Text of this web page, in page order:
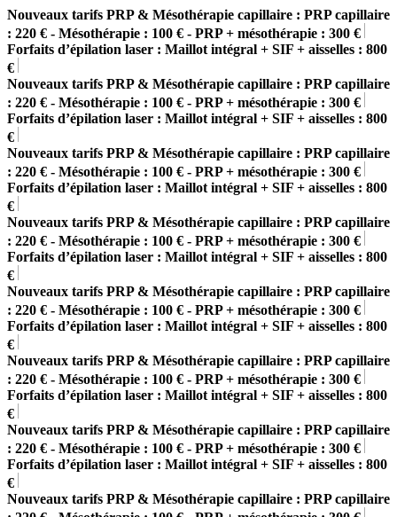
Nouveaux tarifs PRP & Mésothérapie capillaire : PRP capillaire
: 220 € - Mésothérapie : 100 € - PRP + mésothérapie : 300 €
Forfaits d’épilation laser : Maillot intégral + SIF + aisselles : 800
€
Nouveaux tarifs PRP & Mésothérapie capillaire : PRP capillaire
: 220 € - Mésothérapie : 100 € - PRP + mésothérapie : 300 €
Forfaits d’épilation laser : Maillot intégral + SIF + aisselles : 800
€
Nouveaux tarifs PRP & Mésothérapie capillaire : PRP capillaire
: 220 € - Mésothérapie : 100 € - PRP + mésothérapie : 300 €
Forfaits d’épilation laser : Maillot intégral + SIF + aisselles : 800
€
Nouveaux tarifs PRP & Mésothérapie capillaire : PRP capillaire
: 220 € - Mésothérapie : 100 € - PRP + mésothérapie : 300 €
Forfaits d’épilation laser : Maillot intégral + SIF + aisselles : 800
€
Nouveaux tarifs PRP & Mésothérapie capillaire : PRP capillaire
: 220 € - Mésothérapie : 100 € - PRP + mésothérapie : 300 €
Forfaits d’épilation laser : Maillot intégral + SIF + aisselles : 800
€
Nouveaux tarifs PRP & Mésothérapie capillaire : PRP capillaire
: 220 € - Mésothérapie : 100 € - PRP + mésothérapie : 300 €
Forfaits d’épilation laser : Maillot intégral + SIF + aisselles : 800
€
Nouveaux tarifs PRP & Mésothérapie capillaire : PRP capillaire
: 220 € - Mésothérapie : 100 € - PRP + mésothérapie : 300 €
Forfaits d’épilation laser : Maillot intégral + SIF + aisselles : 800
€
Nouveaux tarifs PRP & Mésothérapie capillaire : PRP capillaire